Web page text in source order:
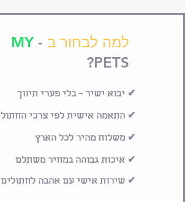
למה לבחור ב -
MY
PETS?
✔ יבוא ישיר – בלי פערי תיווך
✔ התאמה אישית לפי צרכי החתול
✔ משלוח מהיר לכל הארץ
✔ איכות גבוהה במחיר משתלם
✔ שירות אישי עם אהבה לחתולים